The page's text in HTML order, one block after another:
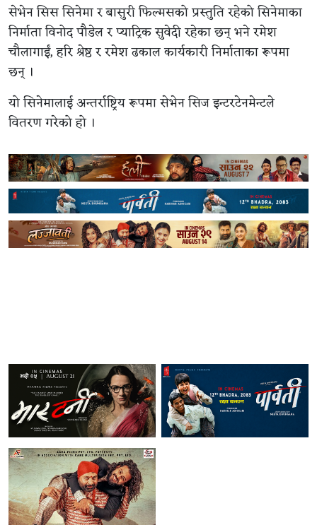
सेभेन सिस सिनेमा र बासुरी फिल्मसको प्रस्तुति रहेको सिनेमाका
निर्माता विनोद पौडेल र प्याट्रिक सुवेदी रहेका छन् भने रमेश
चौलागाईं, हरि श्रेष्ठ र रमेश ढकाल कार्यकारी निर्माताका रूपमा
छन् ।
यो सिनेमालाई अन्तर्राष्ट्रिय रूपमा सेभेन सिज इन्टरटेनमेन्टले
वितरण गरेको हो ।